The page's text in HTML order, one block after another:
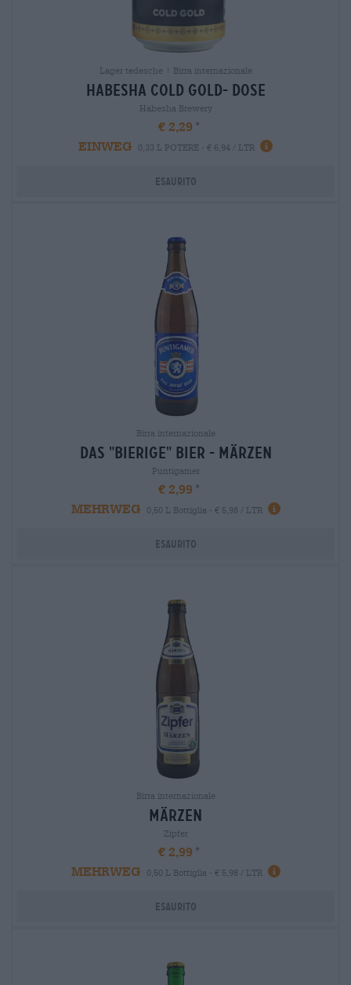
Lager tedesche | Birra internazionale
habesha cold gold- dose
Habesha Brewery
€ 2,29
EINWEG
0,33 L POTERE - € 6,94 / LTR
Esaurito
Birra internazionale
das "bierige" bier - märzen
Puntigamer
€ 2,99
MEHRWEG
0,50 L Bottiglia - € 5,98 / LTR
Esaurito
Birra internazionale
märzen
Zipfer
€ 2,99
MEHRWEG
0,50 L Bottiglia - € 5,98 / LTR
Esaurito